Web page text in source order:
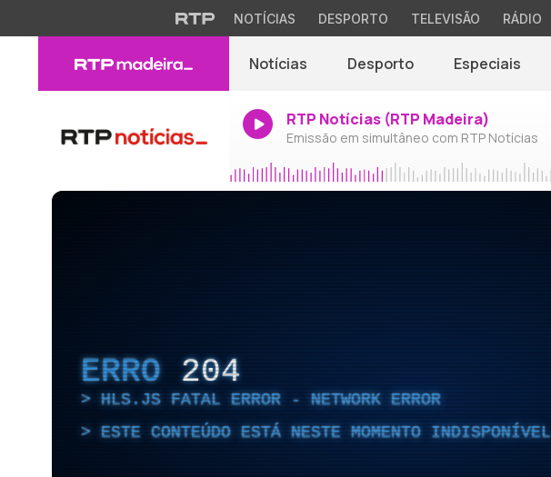
NOTÍCIAS DESPORTO TELEVISÃO RÁDIO
Notícias Desporto Especiais
RTP Notícias (RTP Madeira)
Emissão em simultâneo com RTP Notícias
ERRO 204
HLS.JS FATAL ERROR - NETWORK ERROR
ESTE CONTEÚDO ESTÁ NESTE MOMENTO INDISPONÍVEL